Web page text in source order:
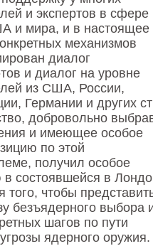
и экспертов в сфере
и мира, и в настоящее
механизмов
диалог
и диалог на уровне
из США, России,
Германии и других
добровольно
и имеющее особое
по этой
получил особое
в состоявшейся в
чтобы
безъядерного выбора
шагов по пути
ядерного оружия.